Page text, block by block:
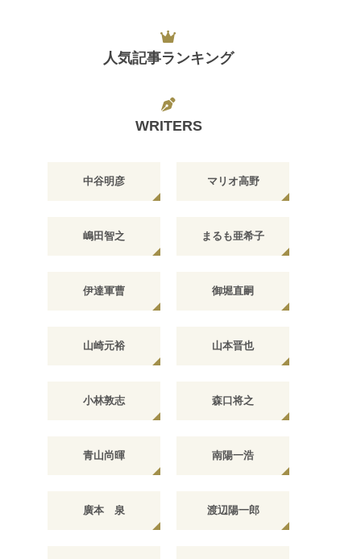
人気記事ランキング
WRITERS
中谷明彦 マリオ高野
嶋田智之 まるも亜希子
伊達軍曹 御堀直嗣
山崎元裕 山本晋也
小林敦志 森口将之
青山尚暉 南陽一浩
廣本 泉 渡辺陽一郎